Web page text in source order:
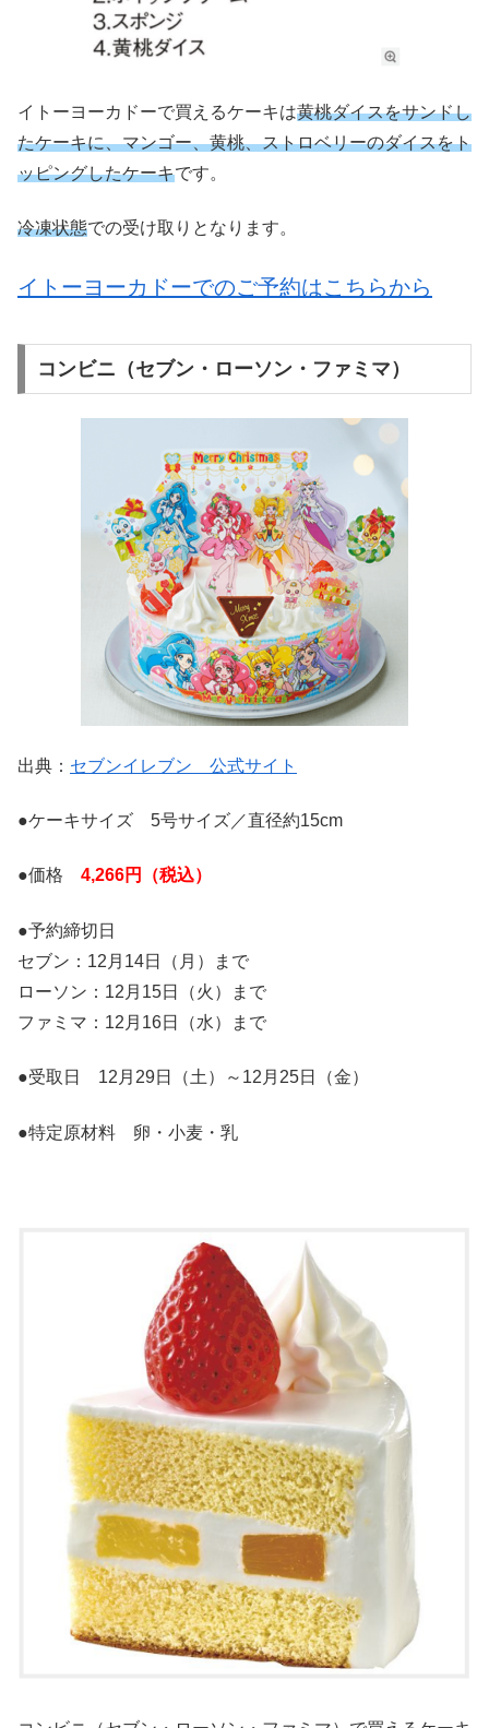
イトーヨーカドーで買えるケーキは黄桃ダイスをサンドし
たケーキに、マンゴー、黄桃、ストロベリーのダイスをト
ッピングしたケーキです。
冷凍状態での受け取りとなります。
イトーヨーカドーでのご予約はこちらから
コンビニ（セブン・ローソン・ファミマ）
出典： セブンイレブン 公式サイト
●ケーキサイズ 5号サイズ／直径約15cm
●価格 4,266円（税込）
●予約締切日
セブン：12月14日（月）まで
ローソン：12月15日（火）まで
ファミマ：12月16日（水）まで
●受取日 12月29日（土）～12月25日（金）
●特定原材料 卵・小麦・乳